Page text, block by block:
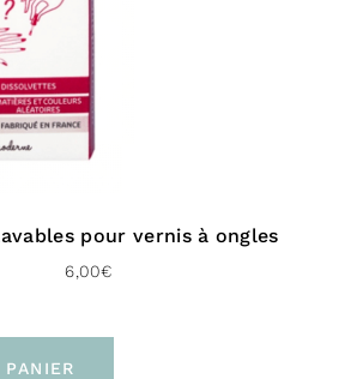
pour vernis à ongles
6,00€